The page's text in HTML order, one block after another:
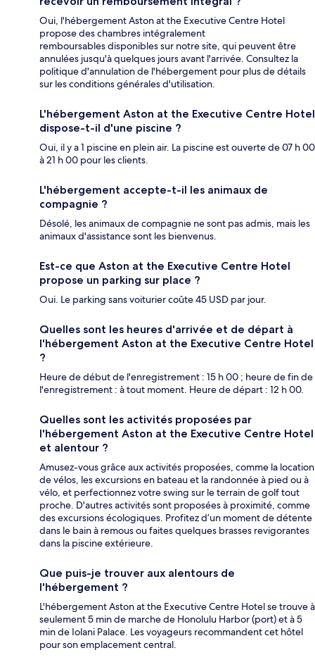
Oui, l'hébergement Aston at the Executive Centre Hotel
propose des chambres intégralement
remboursables disponibles sur notre site, qui peuvent être
annulées jusqu'à quelques jours avant l'arrivée. Consultez la
politique d'annulation de l'hébergement pour plus de détails
sur les conditions générales d'utilisation.
L'hébergement Aston at the Executive Centre Hotel
dispose-t-il d'une piscine ?
Oui, il y a 1 piscine en plein air. La piscine est ouverte de 07 h 00
à 21 h 00 pour les clients.
L'hébergement accepte-t-il les animaux de
compagnie ?
Désolé, les animaux de compagnie ne sont pas admis, mais les
animaux d'assistance sont les bienvenus.
Est-ce que Aston at the Executive Centre Hotel
propose un parking sur place ?
Oui. Le parking sans voiturier coûte 45 USD par jour.
Quelles sont les heures d'arrivée et de départ à
l'hébergement Aston at the Executive Centre Hotel
?
Heure de début de l'enregistrement : 15 h 00 ; heure de fin de
l'enregistrement : à tout moment. Heure de départ : 12 h 00.
Quelles sont les activités proposées par
l'hébergement Aston at the Executive Centre Hotel
et alentour ?
Amusez-vous grâce aux activités proposées, comme la location
de vélos, les excursions en bateau et la randonnée à pied ou à
vélo, et perfectionnez votre swing sur le terrain de golf tout
proche. D'autres activités sont proposées à proximité, comme
des excursions écologiques. Profitez d’un moment de détente
dans le bain à remous ou faites quelques brasses revigorantes
dans la piscine extérieure.
Que puis-je trouver aux alentours de
l'hébergement ?
L'hébergement Aston at the Executive Centre Hotel se trouve à
seulement 5 min de marche de Honolulu Harbor (port) et à 5
min de Iolani Palace. Les voyageurs recommandent cet hôtel
pour son emplacement central.